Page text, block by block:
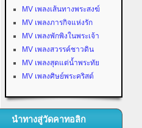
MV เพลงเส้นทางพระสงฆ์
MV เพลงภารกิจแห่งรัก
MV เพลงพักพิงในพระเจ้า
MV เพลงสวรรค์ชาวดิน
MV เพลงสุดแต่น้ำพระทัย
MV เพลงศิษย์พระคริสต์
นำทางสู่วัดคาทอลิก